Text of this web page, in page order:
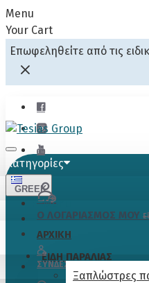
Menu
Your Cart
Επωφεληθείτε από τις
GREEK
Κατηγορίες
Ο ΛΟΓΑΡΙΑΣΜΟΣ ΜΟΥ
Menu
ΑΡΧΙΚΗ
ΕΙΔΗ ΠΑΡΑΛΙΑΣ
Ξαπλώστρες
ΣΎΝΔΕΣΗ